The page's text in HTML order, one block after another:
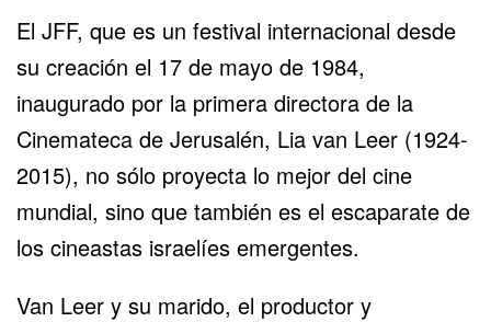
El JFF, que es un festival internacional desde
su creación el 17 de mayo de 1984,
inaugurado por la primera directora de la
Cinemateca de Jerusalén, Lia van Leer (1924-
2015), no sólo proyecta lo mejor del cine
mundial, sino que también es el escaparate de
los cineastas israelíes emergentes.
Van Leer y su marido, el productor y